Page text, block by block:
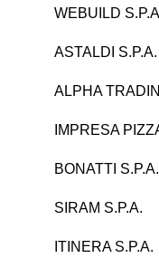
WEBUILD
ASTALDI S.P.A.
ALPHA
IMPRESA
BONATTI S.P.A.
SIRAM S.P.A.
ITINERA S.P.A.